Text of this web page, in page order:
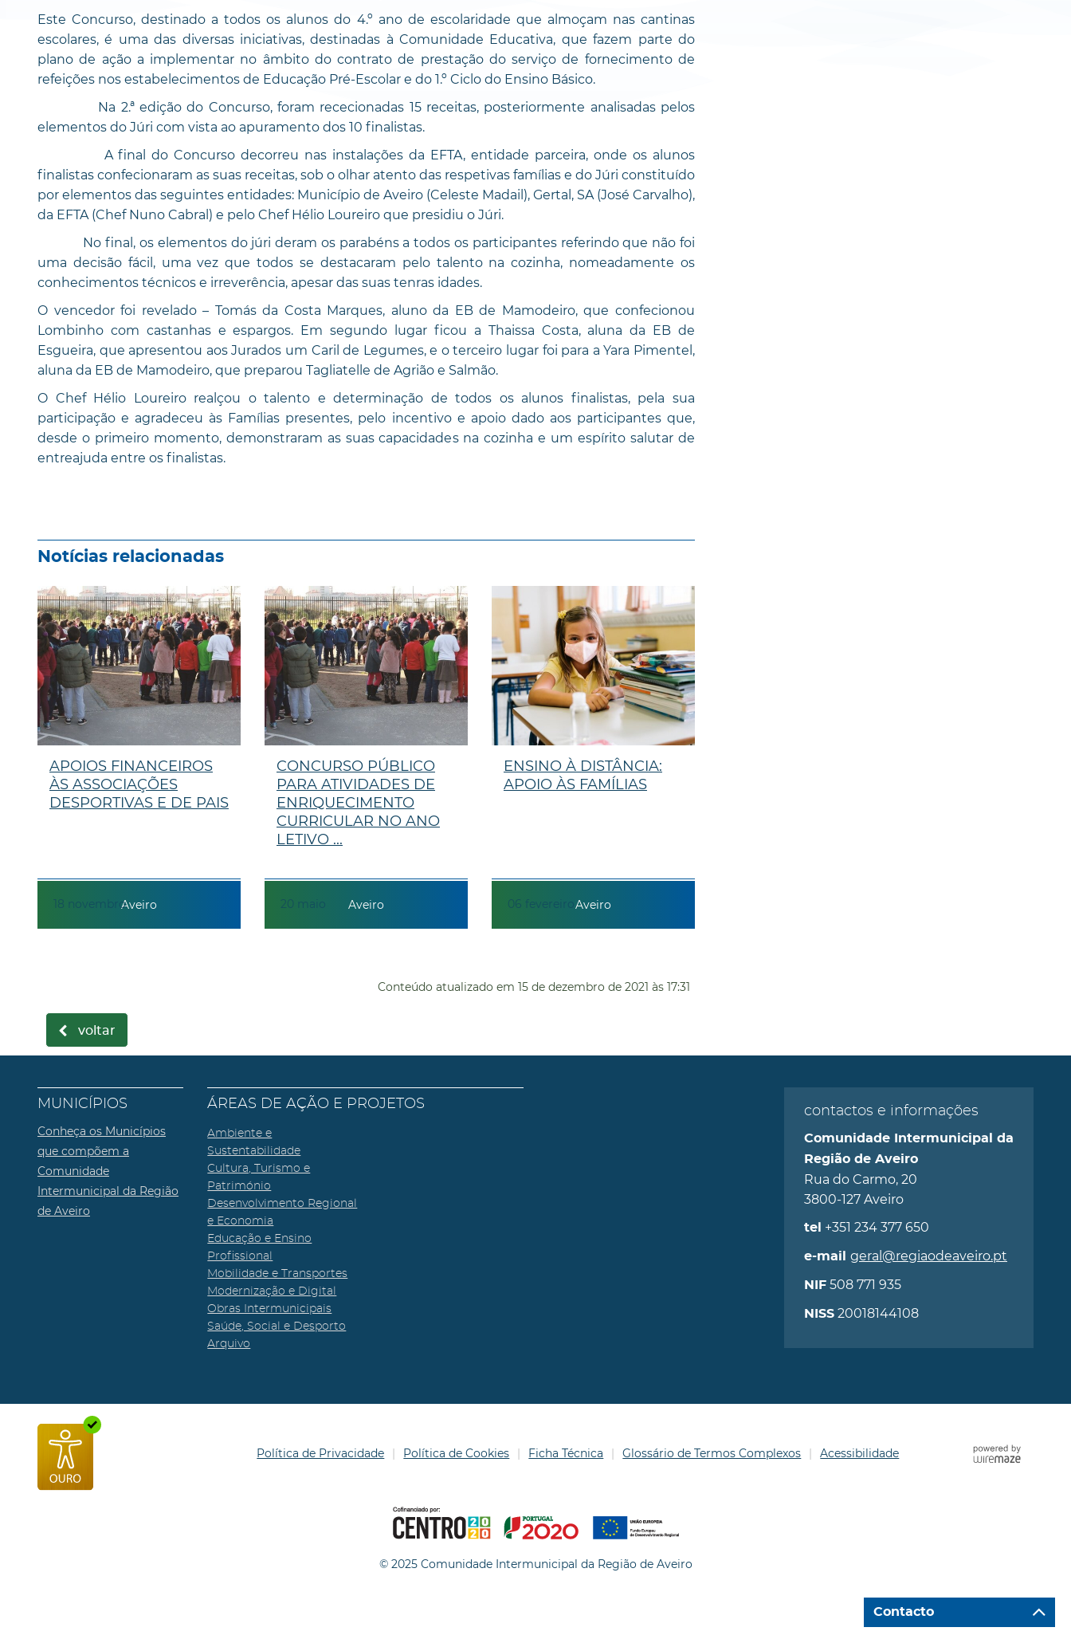
Este Concurso, destinado a todos os alunos do 4.º ano de escolaridade que almoçam nas cantinas
escolares, é uma das diversas iniciativas, destinadas à Comunidade Educativa, que fazem parte do
plano de ação a implementar no âmbito do contrato de prestação do serviço de fornecimento de
refeições nos estabelecimentos de Educação Pré-Escolar e do 1.º Ciclo do Ensino Básico.
Na 2.ª edição do Concurso, foram rececionadas 15 receitas, posteriormente analisadas pelos
elementos do Júri com vista ao apuramento dos 10 finalistas.
A final do Concurso decorreu nas instalações da EFTA, entidade parceira, onde os alunos
finalistas confecionaram as suas receitas, sob o olhar atento das respetivas famílias e do Júri constituído
por elementos das seguintes entidades: Município de Aveiro (Celeste Madail), Gertal, SA (José Carvalho),
da EFTA (Chef Nuno Cabral) e pelo Chef Hélio Loureiro que presidiu o Júri.
No final, os elementos do júri deram os parabéns a todos os participantes referindo que não foi
uma decisão fácil, uma vez que todos se destacaram pelo talento na cozinha, nomeadamente os
conhecimentos técnicos e irreverência, apesar das suas tenras idades.
O vencedor foi revelado – Tomás da Costa Marques, aluno da EB de Mamodeiro, que confecionou
Lombinho com castanhas e espargos. Em segundo lugar ficou a Thaissa Costa, aluna da EB de
Esgueira, que apresentou aos Jurados um Caril de Legumes, e o terceiro lugar foi para a Yara Pimentel,
aluna da EB de Mamodeiro, que preparou Tagliatelle de Agrião e Salmão.
O Chef Hélio Loureiro realçou o talento e determinação de todos os alunos finalistas, pela sua
participação e agradeceu às Famílias presentes, pelo incentivo e apoio dado aos participantes que,
desde o primeiro momento, demonstraram as suas capacidades na cozinha e um espírito salutar de
entreajuda entre os finalistas.
Notícias relacionadas
18 novembro
APOIOS FINANCEIROS
ÀS ASSOCIAÇÕES
DESPORTIVAS E DE PAIS
Aveiro 20 maio
CONCURSO PÚBLICO
PARA ATIVIDADES DE
ENRIQUECIMENTO
CURRICULAR NO ANO
LETIVO ...
Aveiro 06 fevereiro
ENSINO À DISTÂNCIA:
APOIO ÀS FAMÍLIAS
Aveiro
Conteúdo atualizado em 15 de dezembro de 2021 às 17:31
voltar
MUNICÍPIOS
Conheça os Municípios
que compõem a
Comunidade
Intermunicipal da Região
de Aveiro
ÁREAS DE AÇÃO E PROJETOS
Ambiente e
Sustentabilidade
Cultura, Turismo e
Património
Desenvolvimento Regional
e Economia
Educação e Ensino
Profissional
Mobilidade e Transportes
Modernização e Digital
Obras Intermunicipais
Saúde, Social e Desporto
Arquivo
contactos e informações
Comunidade Intermunicipal da
Região de Aveiro
Rua do Carmo, 20
3800-127 Aveiro
tel +351 234 377 650
e-mail geral@regiaodeaveiro.pt
NIF508 771 935
NISS20018144108
Política de Privacidade Política de Cookies Ficha Técnica Glossário de Termos Complexos Acessibilidade
© 2025 Comunidade Intermunicipal da Região de Aveiro
Contacto